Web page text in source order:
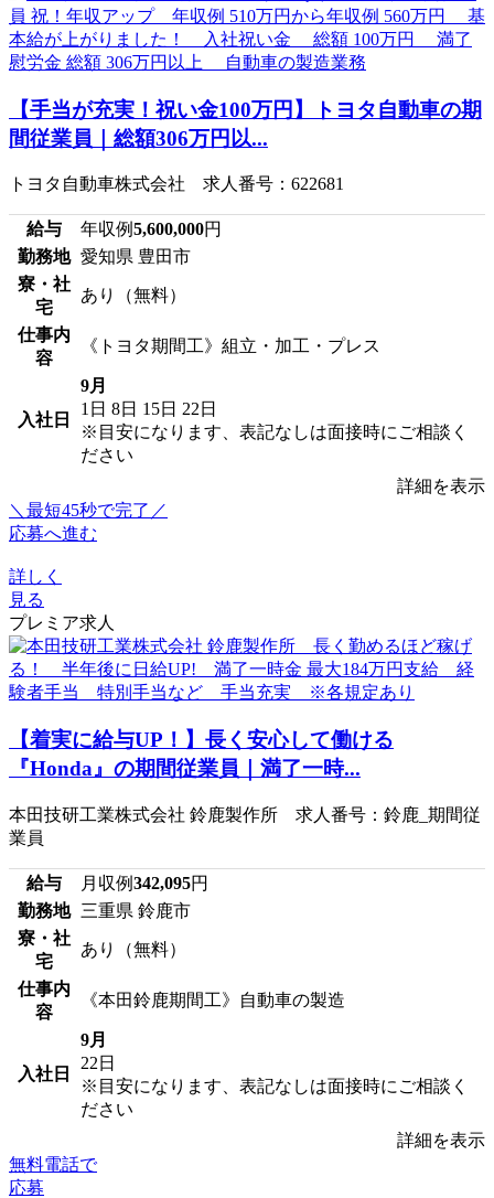
【手当が充実！祝い金100万円】トヨタ自動車の期
間従業員｜総額306万円以...
トヨタ自動車株式会社 求人番号：622681
給与 年収例5,600,000円
勤務地 愛知県 豊田市
寮・社
宅
あり（無料）
仕事内
容
《トヨタ期間工》組立・加工・プレス
入社日
9月
1日 8日 15日 22日
※目安になります、表記なしは面接時にご相談く
ださい
詳細を表示
＼最短45秒で完了／
応募へ進む
詳しく
見る
プレミア求人
【着実に給与UP！】長く安心して働ける
『Honda』の期間従業員｜満了一時...
本田技研工業株式会社 鈴鹿製作所 求人番号：鈴鹿_期間従
業員
給与 月収例342,095円
勤務地 三重県 鈴鹿市
寮・社
宅
あり（無料）
仕事内
容
《本田鈴鹿期間工》自動車の製造
入社日
9月
22日
※目安になります、表記なしは面接時にご相談く
ださい
詳細を表示
無料電話で
応募